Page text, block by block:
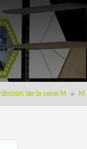
de la serie M » M